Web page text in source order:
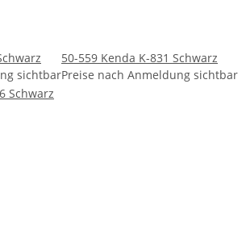
sichtbar
50-559 Kenda K-831 Schwarz
Preise nach Anmeldung sichtbar